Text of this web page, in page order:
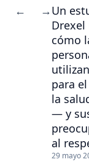
← →Un
Drexel
cómo
para
la
— y
al
29 mayo